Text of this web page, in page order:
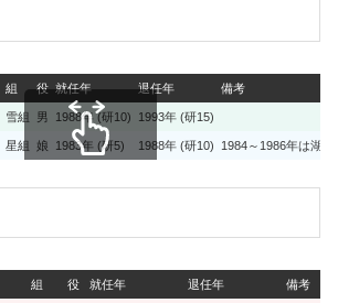
組 役 就任年 退任年 備考
雪組 男 1988年 (研10) 1993年 (研15)
星組 娘 1983年 (研5) 1988年 (研10) 1984～1986年は湖
組 役 就任年 退任年 備考